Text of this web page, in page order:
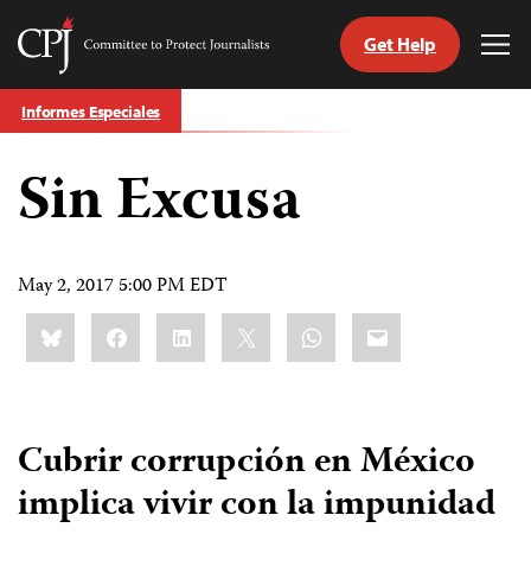
Skip
to
Committee
Protect
Journalists
Get Help
Informes Especiales
Sin Excusa
May 2, 2017 5:00 PM EDT
Share
this:BlueskyFacebookLinkedIn WhatsApp
Email
Cubrir corrupción en México
implica vivir con la impunidad